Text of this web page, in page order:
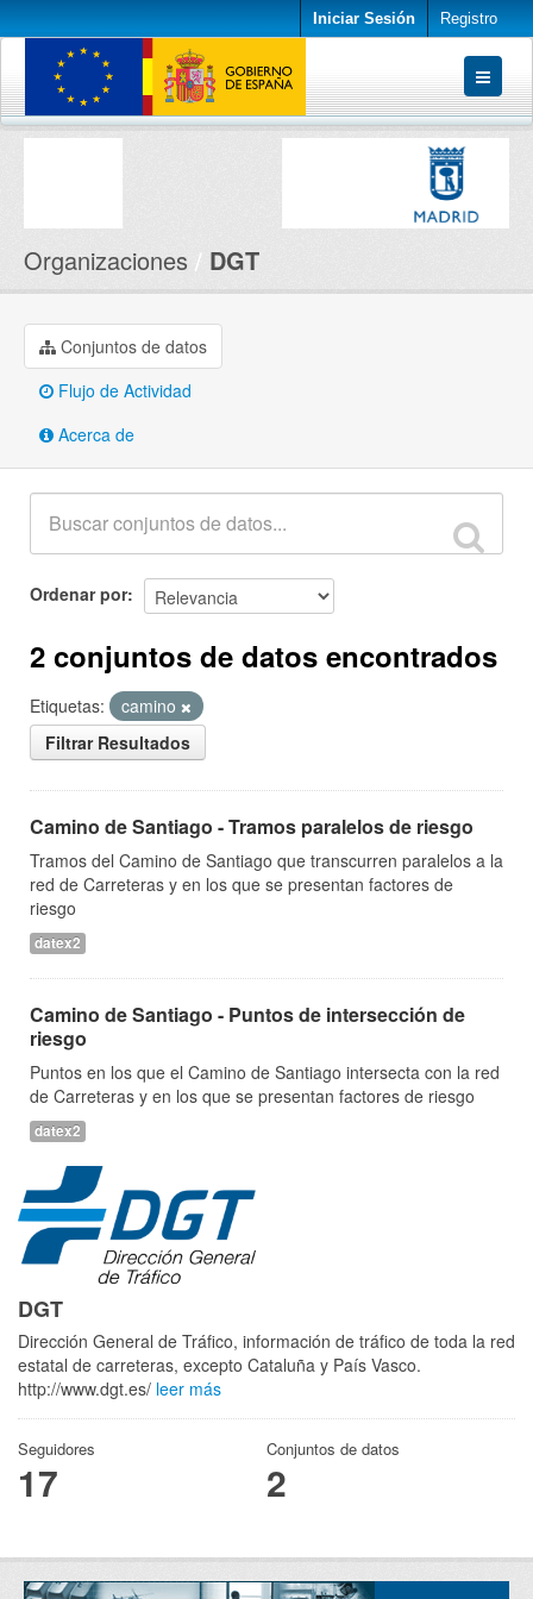
Iniciar Sesión Registro
Conjuntos de datos
Organizaciones DGT
Conjuntos de datos
Flujo de Actividad
Acerca de
Ordenar por
2 conjuntos de datos encontrados
Etiquetas:
camino
Filtrar Resultados
Camino de Santiago - Tramos paralelos de riesgo
Tramos del Camino de Santiago que transcurren paralelos a la
red de Carreteras y en los que se presentan factores de
riesgo
datex2
Camino de Santiago - Puntos de intersección de
riesgo
Puntos en los que el Camino de Santiago intersecta con la red
de Carreteras y en los que se presentan factores de riesgo
datex2
DGT
Dirección General de Tráfico, información de tráfico de toda la red
estatal de carreteras, excepto Cataluña y País Vasco.
http://www.dgt.es/ leer más
Seguidores
17
Conjuntos de datos
2